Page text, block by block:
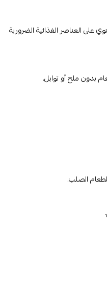
على العناصر الغذائية الضرورية
بدون ملح أو توابل.
الصلب.